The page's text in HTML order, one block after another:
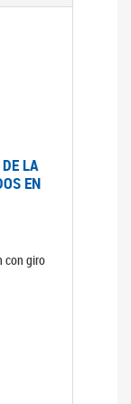
LA
EN
con giro